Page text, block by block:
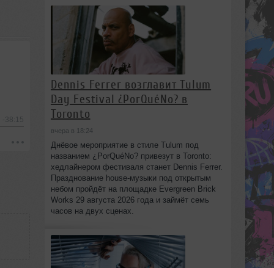
-38:15
Dennis Ferrer возглавит Tulum
Day Festival ¿PorQuéNo? в
Toronto
вчера в 18:24
Днёвое мероприятие в стиле Tulum под
названием ¿PorQuéNo? привезут в Toronto:
хедлайнером фестиваля станет Dennis Ferrer.
Празднование house-музыки под открытым
небом пройдёт на площадке Evergreen Brick
Works 29 августа 2026 года и займёт семь
часов на двух сценах.